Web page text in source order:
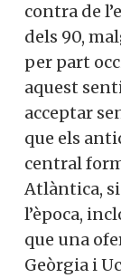
contra de
dels 90,
per part
aquest
acceptar
que els
central
Atlàntica,
l’època,
que una
Geòrgia i